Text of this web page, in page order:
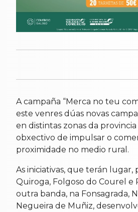
A campaña “Merca no teu
este venres dúas novas
en distintas zonas da
obxectivo de impulsar o
proximidade no medio rural.
As iniciativas, que terán lugar,
Quiroga, Folgoso do Courel e
outra banda, na Fonsagrada,
Negueira de Muñiz,